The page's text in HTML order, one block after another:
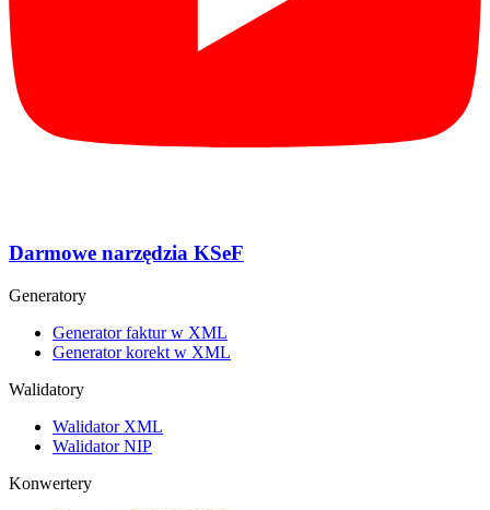
Darmowe narzędzia KSeF
Generatory
Generator faktur w XML
Generator korekt w XML
Walidatory
Walidator XML
Walidator NIP
Konwertery